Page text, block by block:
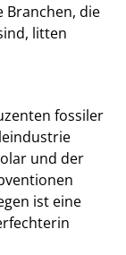
Branchen, die
litten
fossiler
und der
ist eine